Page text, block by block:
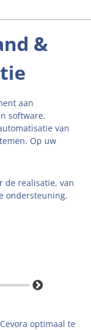
&
aan
software.
van
Op uw
de realisatie, van
ondersteuning.
optimaal te